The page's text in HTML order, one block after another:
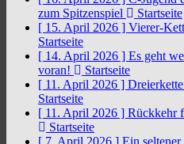
zum Spitzenspiel
Startseite
[ 15. April 2026 ] Vierer-
Startseite
[ 14. April 2026 ] Es geht
voran!
Startseite
[ 11. April 2026 ]
Startseite
[ 11. April 2026 ] Rückkehr
Startseite
[ 7. April 2026 ] Ein